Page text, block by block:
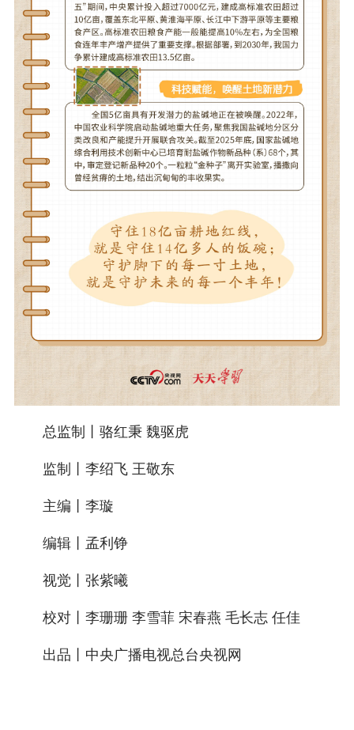
总监制丨骆红秉 魏驱虎
监制丨李绍飞 王敬东
主编丨李璇
编辑丨孟利铮
视觉丨张紫曦
校对丨李珊珊 李雪菲 宋春燕 毛长志 任佳
出品丨中央广播电视总台央视网